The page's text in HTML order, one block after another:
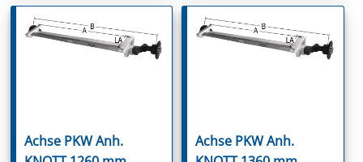
Achse PKW Anh.
Achse PKW Anh.